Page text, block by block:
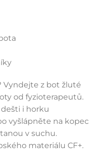
Vyndejte z bot žluté
od fyzioterapeutů.
dešti i horku
vyšlápněte na kopec
v suchu.
materiálu CF+.